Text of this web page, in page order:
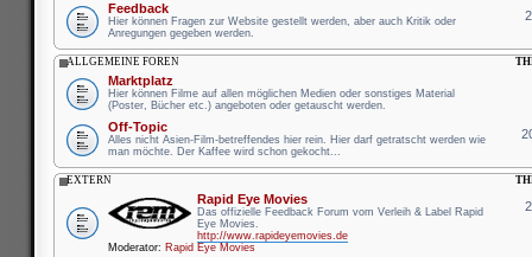
Feedback
Hier können Fragen zur Website gestellt werden, aber auch Kritik oder
Anregungen gegeben werden.
ALLGEMEINE FOREN
Marktplatz
Hier können Filme auf allen möglichen Medien oder sonstiges Material
(Poster, Bücher etc.) angeboten oder getauscht werden.
Off-Topic
Alles nicht Asien-Film-betreffendes hier rein. Hier darf getratscht werden wie
man möchte. Der Kaffee wird schon gekocht...
EXTERN
Rapid Eye Movies
Das offizielle Feedback Forum vom Verleih & Label Rapid
Eye Movies.
http://www.rapideyemovies.de
Moderator: Rapid Eye Movies